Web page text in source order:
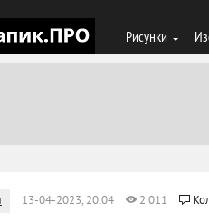
Рисунки
13-04-2023, 20:04 2 011